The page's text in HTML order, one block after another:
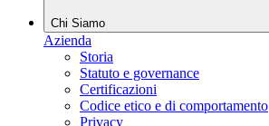
Chi Siamo
Azienda
Storia
Statuto e governance
Certificazioni
Codice etico e di comportamento
Privacy